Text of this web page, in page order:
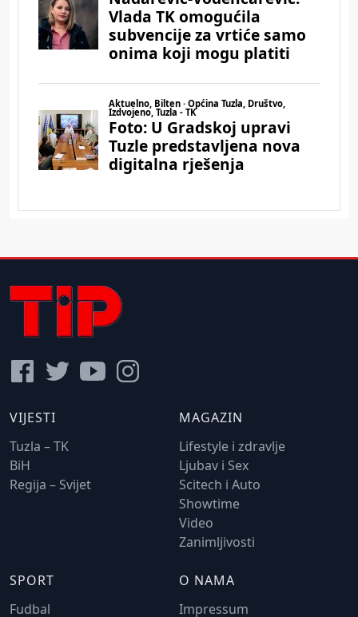
VIJESTI
Tuzla – TK
BiH
Regija – Svijet
MAGAZIN
Lifestyle i zdravlje
Ljubav i Sex
Scitech i Auto
Showtime
Video
Zanimljivosti
SPORT
Fudbal
O NAMA
Impressum